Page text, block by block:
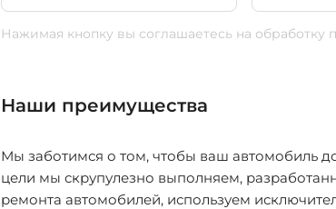
Нажимая кнопку вы соглашаетесь на обработку
Наши преимущества
Мы заботимся о том, чтобы ваш автомобиль
цели мы скрупулезно выполняем,
ремонта автомобилей, используем